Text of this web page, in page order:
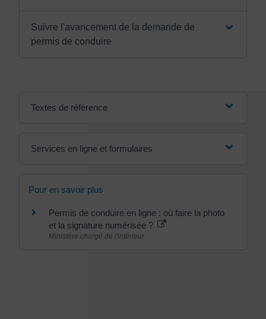
Suivre l'avancement de la demande de
permis de conduire
Textes de référence
Services en ligne et formulaires
Pour en savoir plus
Permis de conduire en ligne : où faire la photo
et la signature numérisée ?
Ministère chargé de l'intérieur